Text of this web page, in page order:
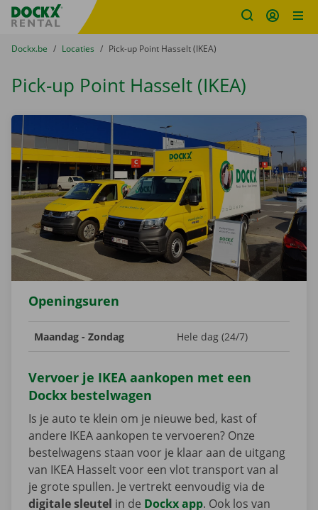
Fratello DEMO
U bevindt zich hier:
van
Dockx.be naar
Locaties naar
Pick-up Point Hasselt (IKEA)
Pick-up Point Hasselt (IKEA)
Openingsuren
Maandag - Zondag Hele dag (24/7)
Vervoer je IKEA aankopen met een
Dockx bestelwagen
Is je auto te klein om je nieuwe bed, kast of
andere IKEA aankopen te vervoeren? Onze
bestelwagens staan voor je klaar aan de uitgang
van IKEA Hasselt voor een vlot transport van al
je grote spullen. Je vertrekt eenvoudig via de
digitale sleutel in de Dockx app. Ook los van